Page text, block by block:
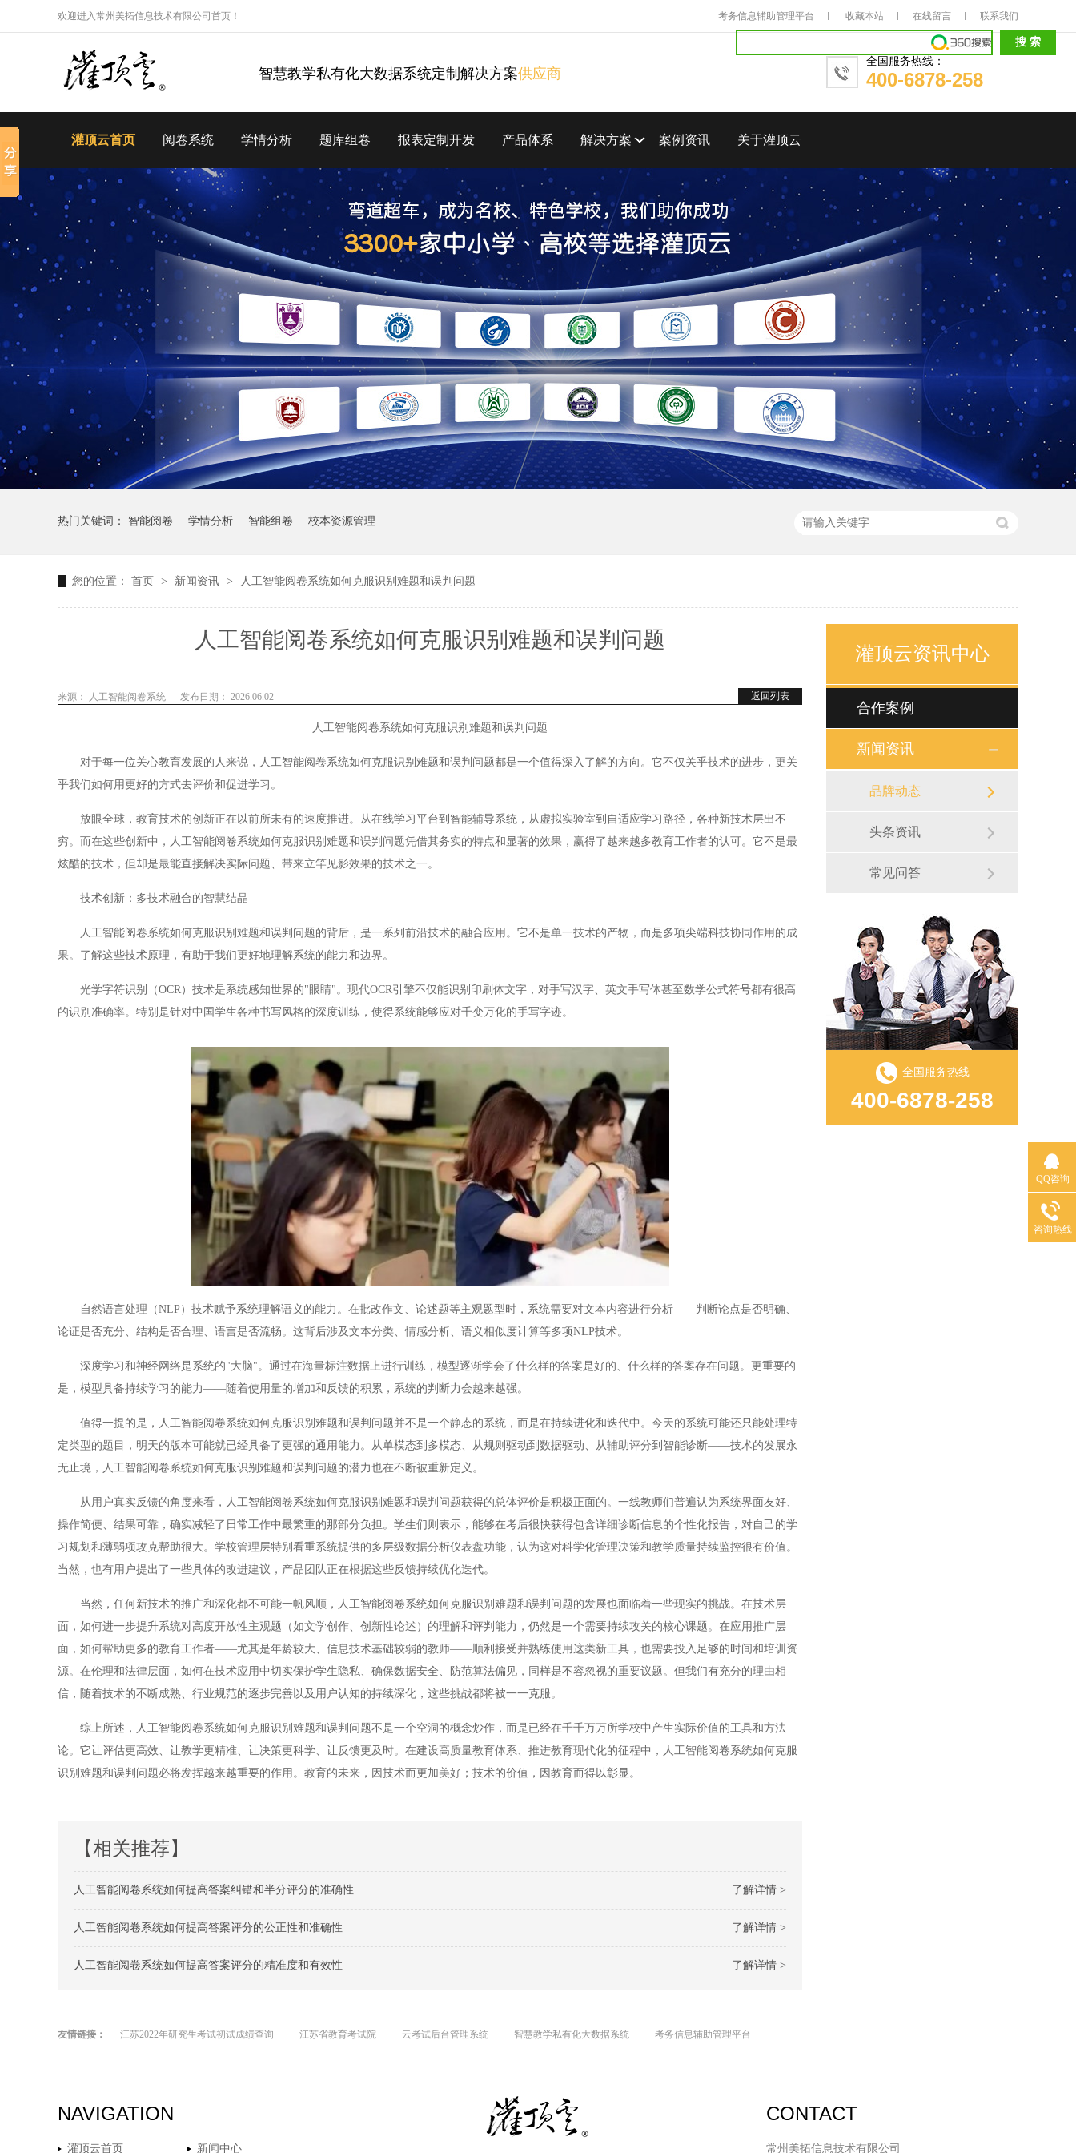
考务信息辅助管理平台 收藏本站 在线留言 联系我们
欢迎进入常州美拓信息技术有限公司首页！
智慧教学私有化大数据系统定制解决方案供应商
全国服务热线：
400-6878-258
灌顶云首页 阅卷系统 学情分析 题库组卷 报表定制开发 产品体系 解决方案 案例资讯 关于灌顶云
热门关键词： 智能阅卷 学情分析 智能组卷 校本资源管理
您的位置： 首页 > 新闻资讯 > 人工智能阅卷系统如何克服识别难题和误判问题
人工智能阅卷系统如何克服识别难题和误判问题
返回列表
来源： 人工智能阅卷系统 发布日期： 2026.06.02
人工智能阅卷系统如何克服识别难题和误判问题
对于每一位关心教育发展的人来说，人工智能阅卷系统如何克服识别难题和误判问题都是一个值得深入了解的方向。它不仅关乎技术的进步，更关
乎我们如何用更好的方式去评价和促进学习。
放眼全球，教育技术的创新正在以前所未有的速度推进。从在线学习平台到智能辅导系统，从虚拟实验室到自适应学习路径，各种新技术层出不
穷。而在这些创新中，人工智能阅卷系统如何克服识别难题和误判问题凭借其务实的特点和显著的效果，赢得了越来越多教育工作者的认可。它不是最
炫酷的技术，但却是最能直接解决实际问题、带来立竿见影效果的技术之一。
技术创新：多技术融合的智慧结晶
人工智能阅卷系统如何克服识别难题和误判问题的背后，是一系列前沿技术的融合应用。它不是单一技术的产物，而是多项尖端科技协同作用的成
果。了解这些技术原理，有助于我们更好地理解系统的能力和边界。
光学字符识别（OCR）技术是系统感知世界的"眼睛"。现代OCR引擎不仅能识别印刷体文字，对手写汉字、英文手写体甚至数学公式符号都有很高
的识别准确率。特别是针对中国学生各种书写风格的深度训练，使得系统能够应对千变万化的手写字迹。
自然语言处理（NLP）技术赋予系统理解语义的能力。在批改作文、论述题等主观题型时，系统需要对文本内容进行分析——判断论点是否明确、
论证是否充分、结构是否合理、语言是否流畅。这背后涉及文本分类、情感分析、语义相似度计算等多项NLP技术。
深度学习和神经网络是系统的"大脑"。通过在海量标注数据上进行训练，模型逐渐学会了什么样的答案是好的、什么样的答案存在问题。更重要的
是，模型具备持续学习的能力——随着使用量的增加和反馈的积累，系统的判断力会越来越强。
值得一提的是，人工智能阅卷系统如何克服识别难题和误判问题并不是一个静态的系统，而是在持续进化和迭代中。今天的系统可能还只能处理特
定类型的题目，明天的版本可能就已经具备了更强的通用能力。从单模态到多模态、从规则驱动到数据驱动、从辅助评分到智能诊断——技术的发展永
无止境，人工智能阅卷系统如何克服识别难题和误判问题的潜力也在不断被重新定义。
从用户真实反馈的角度来看，人工智能阅卷系统如何克服识别难题和误判问题获得的总体评价是积极正面的。一线教师们普遍认为系统界面友好、
操作简便、结果可靠，确实减轻了日常工作中最繁重的那部分负担。学生们则表示，能够在考后很快获得包含详细诊断信息的个性化报告，对自己的学
习规划和薄弱项攻克帮助很大。学校管理层特别看重系统提供的多层级数据分析仪表盘功能，认为这对科学化管理决策和教学质量持续监控很有价值。
当然，也有用户提出了一些具体的改进建议，产品团队正在根据这些反馈持续优化迭代。
当然，任何新技术的推广和深化都不可能一帆风顺，人工智能阅卷系统如何克服识别难题和误判问题的发展也面临着一些现实的挑战。在技术层
面，如何进一步提升系统对高度开放性主观题（如文学创作、创新性论述）的理解和评判能力，仍然是一个需要持续攻关的核心课题。在应用推广层
面，如何帮助更多的教育工作者——尤其是年龄较大、信息技术基础较弱的教师——顺利接受并熟练使用这类新工具，也需要投入足够的时间和培训资
源。在伦理和法律层面，如何在技术应用中切实保护学生隐私、确保数据安全、防范算法偏见，同样是不容忽视的重要议题。但我们有充分的理由相
信，随着技术的不断成熟、行业规范的逐步完善以及用户认知的持续深化，这些挑战都将被一一克服。
综上所述，人工智能阅卷系统如何克服识别难题和误判问题不是一个空洞的概念炒作，而是已经在千千万万所学校中产生实际价值的工具和方法
论。它让评估更高效、让教学更精准、让决策更科学、让反馈更及时。在建设高质量教育体系、推进教育现代化的征程中，人工智能阅卷系统如何克服
识别难题和误判问题必将发挥越来越重要的作用。教育的未来，因技术而更加美好；技术的价值，因教育而得以彰显。
【相关推荐】
了解详情 >
人工智能阅卷系统如何提高答案纠错和半分评分的准确性
了解详情 >
人工智能阅卷系统如何提高答案评分的公正性和准确性
了解详情 >
人工智能阅卷系统如何提高答案评分的精准度和有效性
灌顶云资讯中心
合作案例
新闻资讯
品牌动态
头条资讯
常见问答
全国服务热线
400-6878-258
友情链接： 江苏2022年研究生考试初试成绩查询 江苏省教育考试院 云考试后台管理系统 智慧教学私有化大数据系统 考务信息辅助管理平台
NAVIGATION
灌顶云首页 新闻中心
CONTACT
常州美拓信息技术有限公司
QQ咨询
咨询热线